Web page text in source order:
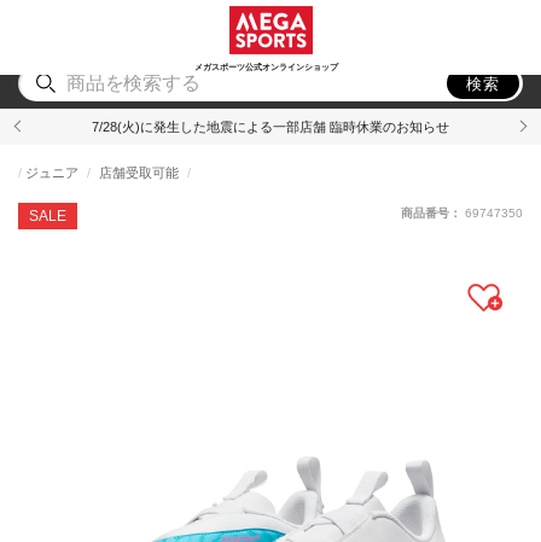
メガスポーツ公式オンラインショップ
アウトドア
検索
7/28(火)に発生した地震による一部店舗 臨時休業のお知らせ
SALE
ジュニア 店舗受取可能
商品番号： 69747350